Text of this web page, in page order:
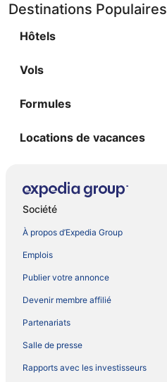
Destinations Populaires
Hôtels
Vols
Formules
Locations de vacances
Société
À propos d’Expedia Group
Emplois
Publier votre annonce
Devenir membre affilié
Partenariats
Salle de presse
Rapports avec les investisseurs